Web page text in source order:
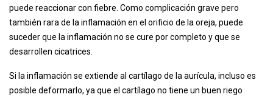
puede reaccionar con fiebre. Como complicación grave pero
también rara de la inflamación en el orificio de la oreja, puede
suceder que la inflamación no se cure por completo y que se
desarrollen cicatrices.
Si la inflamación se extiende al cartílago de la aurícula, incluso es
posible deformarlo, ya que el cartílago no tiene un buen riego